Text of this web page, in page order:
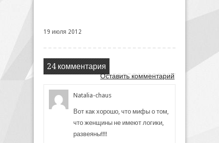
19 июля 2012
24 комментария
Оставить комментарий
Natalia-chaus
Вот как хорошо, что мифы о том,
что женщины не имеют логики,
развеяны!!!!